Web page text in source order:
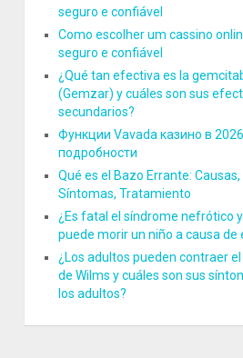
seguro e confiável
Como escolher um cassino
seguro e confiável
¿Qué tan efectiva es la
(Gemzar) y cuáles son sus
secundarios?
Функции Vavada казино в
подробности
Qué es el Bazo Errante: Causas,
Síntomas, Tratamiento
¿Es fatal el síndrome nefrótico y
puede morir un niño a causa de
¿Los adultos pueden contraer
de Wilms y cuáles son sus
los adultos?